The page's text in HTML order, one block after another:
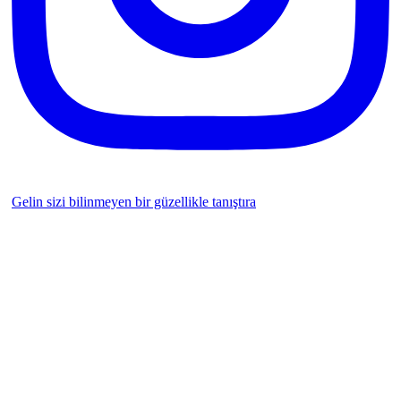
Gelin sizi bilinmeyen bir güzellikle tanıştıra